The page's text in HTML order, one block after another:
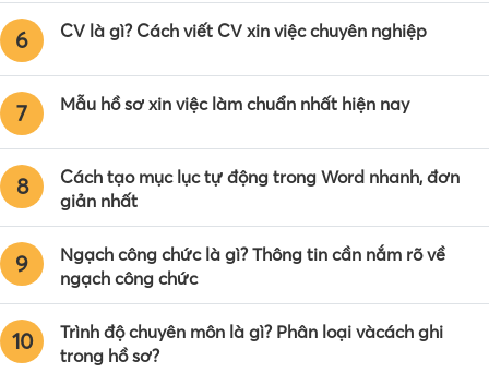
6 CV là gì? Cách viết CV xin việc chuyên nghiệp
7 Mẫu hồ sơ xin việc làm chuẩn nhất hiện nay
8
Cách tạo mục lục tự động trong Word nhanh, đơn
giản nhất
9
Ngạch công chức là gì? Thông tin cần nắm rõ về
ngạch công chức
10
Trình độ chuyên môn là gì? Phân loại vàcách ghi
trong hồ sơ?